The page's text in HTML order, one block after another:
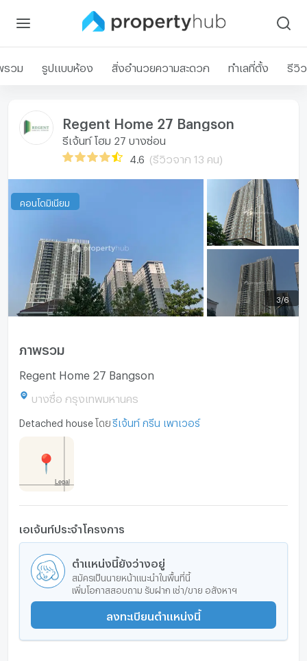
รวม รูปแบบห้อง สิ่งอำนวยความสะดวก ทำเลที่ตั้ง รีวิว
Regent Home 27 Bangson
รีเจ้นท์ โฮม 27 บางซ่อน
4.6 (รีวิวจาก 13 คน)
3 /6
คอนโดมิเนียม
ภาพรวม
Regent Home 27 Bangson
บางซื่อ กรุงเทพมหานคร
Detached house โดย รีเจ้นท์ กรีน เพาเวอร์
เอเจ้นท์ประจำโครงการ
ตำแหน่งนี้ยังว่างอยู่
สมัครเป็นนายหน้าแนะนำในพื้นที่นี้
เพิ่มโอกาสสอบถาม รับฝาก เช่า/ขาย อสังหาฯ
ลงทะเบียนตำแหน่งนี้